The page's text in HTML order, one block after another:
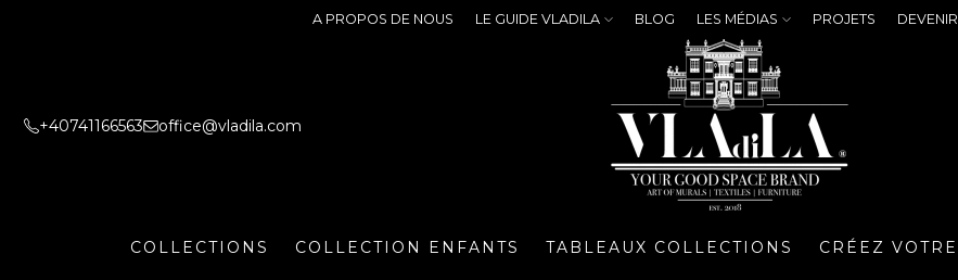
A PROPOS DE NOUS LE GUIDE VLADILA BLOG LES MÉDIAS PROJETS
+40741166563 office@vladila.com
COLLECTIONS COLLECTION ENFANTS TABLEAUX COLLECTIONS CRÉEZ